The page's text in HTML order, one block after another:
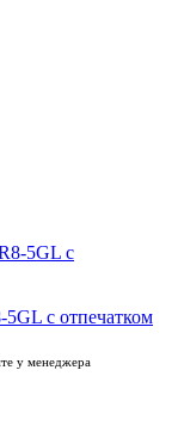
с отпечатком
у менеджера